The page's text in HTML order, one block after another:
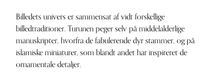
Billedets univers er sammensat af vidt forskellige
billedtraditioner. Turunen peger selv på middelalderlige
manuskripter, hvorfra de fabulerende dyr stammer, og på
islamiske miniaturer, som blandt andet har inspireret de
ornamentale detaljer.